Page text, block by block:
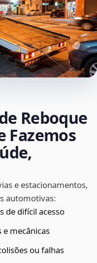
Reboque
Fazemos
e estacionamentos,
automotivas:
de difícil acesso
mecânicas
ou falhas